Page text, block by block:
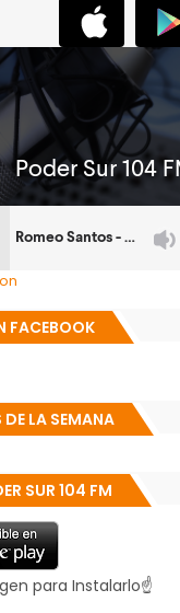
FACEBOOK
DE LA SEMANA
SUR 104 FM
para Instalarlo☝